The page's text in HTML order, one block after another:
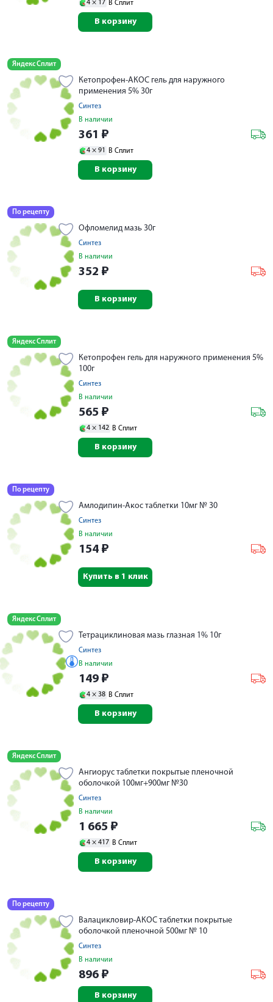
4 × 17 В Сплит
В корзину
Яндекс Сплит
Кетопрофен-АКОС гель для наружного
применения 5% 30г
Синтез
В наличии
361 ₽
4 × 91 В Сплит
В корзину
По рецепту
Офломелид мазь 30г
Синтез
В наличии
352 ₽
В корзину
Яндекс Сплит
Кетопрофен гель для наружного применения 5%
100г
Синтез
В наличии
565 ₽
4 × 142 В Сплит
В корзину
По рецепту
Амлодипин-Акос таблетки 10мг № 30
Синтез
В наличии
154 ₽
Купить в 1 клик
Яндекс Сплит
Тетрациклиновая мазь глазная 1% 10г
Синтез
В наличии
149 ₽
4 × 38 В Сплит
В корзину
Яндекс Сплит
Ангиорус таблетки покрытые пленочной
оболочкой 100мг+900мг №30
Синтез
В наличии
1 665 ₽
4 × 417 В Сплит
В корзину
По рецепту
Валацикловир-АКОС таблетки покрытые
оболочкой пленочной 500мг № 10
Синтез
В наличии
896 ₽
В корзину